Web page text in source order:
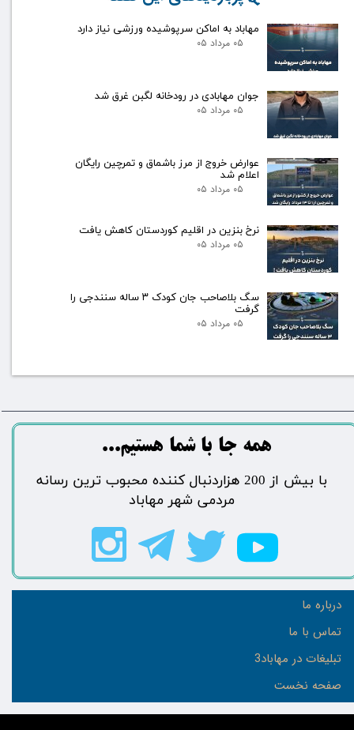
مهاباد به اماکن سرپوشیده ورزشی نیاز دارد
۰۵ مرداد ۰۵
جوان مهابادی در رودخانه لگبن غرق شد
۰۵ مرداد ۰۵
عوارض خروج از مرز باشماق و تمرچین رایگان
اعلام شد
۰۵ مرداد ۰۵
نرخ بنزین در اقلیم کوردستان کاهش یافت
۰۵ مرداد ۰۵
سگ بلاصاحب جان کودک ۳ ساله سنندجی را
گرفت
۰۵ مرداد ۰۵
درباره ما
تماس با ما
تبلیغات در مهاباد3
صفحه نخست
​​​همه جا با شما هستیم...​​​​​​​​​​​​​​
​با بیش از 200 هزاردنبال کننده محبوب ترین رسانه
مردمی شهر مهاباد​​​​​​​​​​​​​​